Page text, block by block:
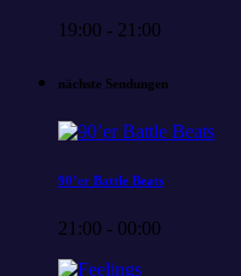
19:00 - 21:00
nächste Sendungen
90’er Battle Beats
21:00 - 00:00